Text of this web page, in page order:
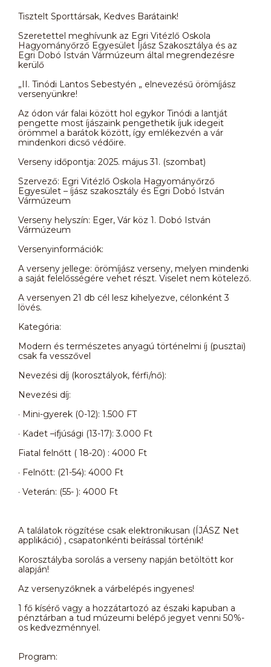
Tisztelt Sporttársak, Kedves Barátaink!
Szeretettel meghívunk az Egri Vitézlő Oskola
Hagyományőrző Egyesület Íjász Szakosztálya és az
Egri Dobó István Vármúzeum által megrendezésre
kerülő
„II. Tinódi Lantos Sebestyén „ elnevezésű örömíjász
versenyünkre!
Az ódon vár falai között hol egykor Tinódi a lantját
pengette most íjászaink pengethetik íjuk idegeit
örömmel a barátok között, így emlékezvén a vár
mindenkori dicső védőire.
Verseny időpontja: 2025. május 31. (szombat)
Szervező: Egri Vitézlő Oskola Hagyományőrző
Egyesület – íjász szakosztály és Egri Dobó István
Vármúzeum
Verseny helyszín: Eger, Vár köz 1. Dobó István
Vármúzeum
Versenyinformációk:
A verseny jellege: örömíjász verseny, melyen mindenki
a saját felelősségére vehet részt. Viselet nem kötelező.
A versenyen 21 db cél lesz kihelyezve, célonként 3
lövés.
Kategória:
Modern és természetes anyagú történelmi íj (pusztai)
csak fa vesszővel
Nevezési díj (korosztályok, férfi/nő):
Nevezési díj:
· Mini-gyerek (0-12): 1.500 FT
· Kadet –ifjúsági (13-17): 3.000 Ft
Fiatal felnőtt ( 18-20) : 4000 Ft
· Felnőtt: (21-54): 4000 Ft
· Veterán: (55- ): 4000 Ft
A találatok rögzítése csak elektronikusan (ÍJÁSZ Net
applikáció) , csapatonkénti beírással történik!
Korosztályba sorolás a verseny napján betöltött kor
alapján!
Az versenyzőknek a várbelépés ingyenes!
1 fő kísérő vagy a hozzátartozó az északi kapuban a
pénztárban a tud múzeumi belépő jegyet venni 50%-
os kedvezménnyel.
Program: